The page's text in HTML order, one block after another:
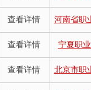
查看详情 河南省职
查看详情 宁夏职
查看详情 北京市职